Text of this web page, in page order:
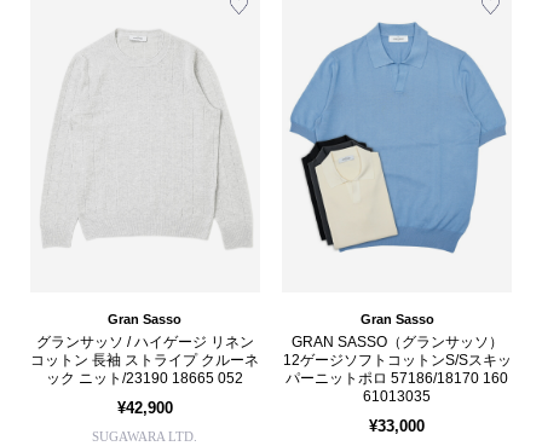
Gran Sasso
グランサッソ / ハイゲージ リネン
コットン 長袖 ストライプ クルーネ
ック ニット/23190 18665 052
¥42,900
SUGAWARA LTD.
Gran Sasso
GRAN SASSO（グランサッソ）
12ゲージソフトコットンS/Sスキッ
パーニットポロ 57186/18170 160
61013035
¥33,000